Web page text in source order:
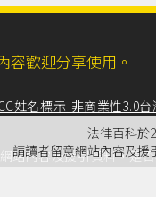
容歡迎分享使用。
姓名標示-非商業性3.0
站內容及援引資料，是
法律百科於
請讀者留意網站內容及援